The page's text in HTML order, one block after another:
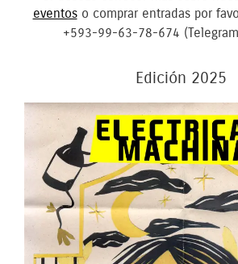
eventoso comprar entradas por
+593-99-63-78-674
Edición 2025